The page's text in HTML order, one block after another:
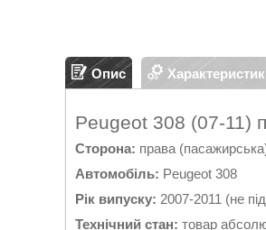
Опис
Peugeot 308 (07-11)
Сторона: права
Автомобіль: Peugeot 308
Рік випуску: 2007-2011 (не
Технічний стан: товар